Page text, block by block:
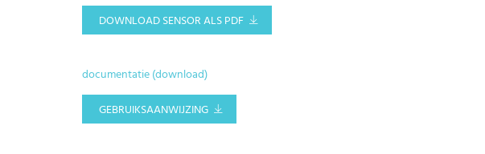
DOWNLOAD SENSOR ALS PDF
documentatie (download)
GEBRUIKSAANWIJZING